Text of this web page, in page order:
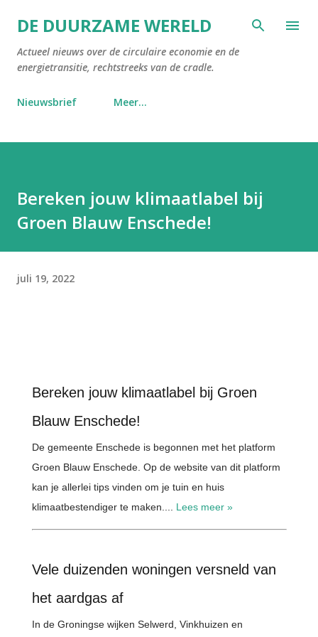
Doorgaan naar hoofdcontent
DE DUURZAME WERELD
Actueel nieuws over de circulaire economie en de
energietransitie, rechtstreeks van de cradle.
Nieuwsbrief Meer…
Bereken jouw klimaatlabel bij
Groen Blauw Enschede!
juli 19, 2022
Bereken jouw klimaatlabel bij Groen
Blauw Enschede!
De gemeente Enschede is begonnen met het platform
Groen Blauw Enschede. Op de website van dit platform
kan je allerlei tips vinden om je tuin en huis
klimaatbestendiger te maken.... Lees meer »
Vele duizenden woningen versneld van
het aardgas af
In de Groningse wijken Selwerd, Vinkhuizen en